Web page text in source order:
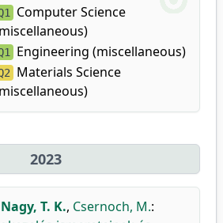
Computer Science
Engineering (miscellaneous)
Materials Science
2023
Nagy, T. K., Csernoch, M.: